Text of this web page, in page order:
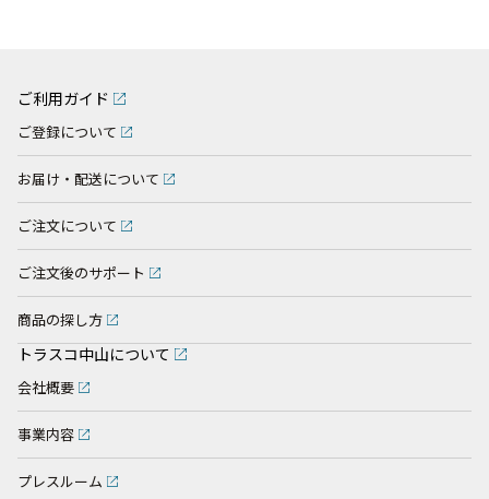
ご利用ガイド
ご登録について
お届け・配送について
ご注文について
ご注文後のサポート
商品の探し方
トラスコ中山について
会社概要
事業内容
プレスルーム